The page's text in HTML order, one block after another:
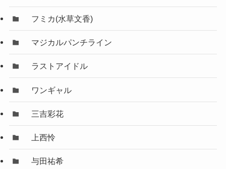
フミカ(水草文香)
マジカルパンチライン
ラストアイドル
ワンギャル
三吉彩花
上西怜
与田祐希